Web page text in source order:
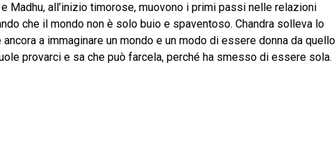
Madhu, all’inizio timorose, muovono i primi passi nelle relazioni
che il mondo non è solo buio e spaventoso. Chandra solleva lo
a immaginare un mondo e un modo di essere donna da quello
provarci e sa che può farcela, perché ha smesso di essere sola.